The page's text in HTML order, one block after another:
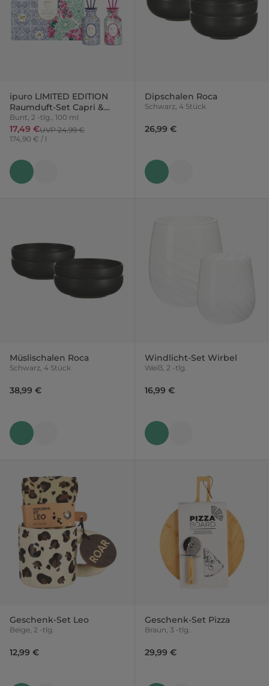
ipuro LIMITED EDITION
Raumduft-Set Capri &
Santorini
Bunt, 2 -tlg., 100 ml
17,49 €UVP 24,99 €
174,90 € / l
Dipschalen Roca
Schwarz, 4 Stück
26,99 €
Müslischalen Roca
Schwarz, 4 Stück
38,99 €
Windlicht-Set Wirbel
Weiß, 2 -tlg.
16,99 €
Geschenk-Set Leo
Beige, 2 -tlg.
12,99 €
Geschenk-Set Pizza
Braun, 3 -tlg.
29,99 €